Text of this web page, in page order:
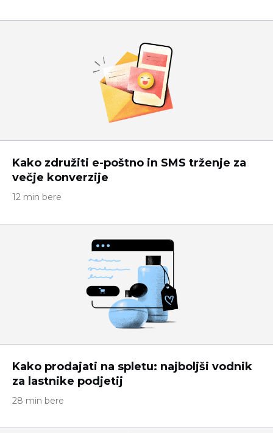
Kako združiti e-poštno in SMS trženje za
večje konverzije
12 min bere
Kako prodajati na spletu: najboljši vodnik
za lastnike podjetij
28 min bere